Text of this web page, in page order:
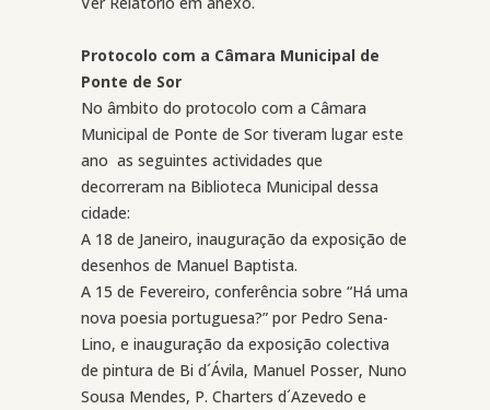
Protocolo com a Câmara Municipal de
Ponte de Sor
No âmbito do protocolo com a Câmara
Municipal de Ponte de Sor tiveram lugar este
ano as seguintes actividades que
decorreram na Biblioteca Municipal dessa
cidade:
A 18 de Janeiro, inauguração da exposição de
desenhos de Manuel Baptista.
A 15 de Fevereiro, conferência sobre “Há uma
nova poesia portuguesa?” por Pedro Sena-
Lino, e inauguração da exposição colectiva
de pintura de Bi d´Ávila, Manuel Posser, Nuno
Sousa Mendes, P. Charters d´Azevedo e